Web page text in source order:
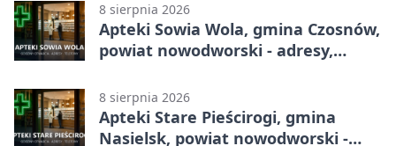
8 sierpnia 2026
Apteki Sowia Wola, gmina Czosnów,
powiat nowodworski - adresy,
8 sierpnia 2026
Apteki Stare Pieścirogi, gmina
Nasielsk, powiat nowodworski -